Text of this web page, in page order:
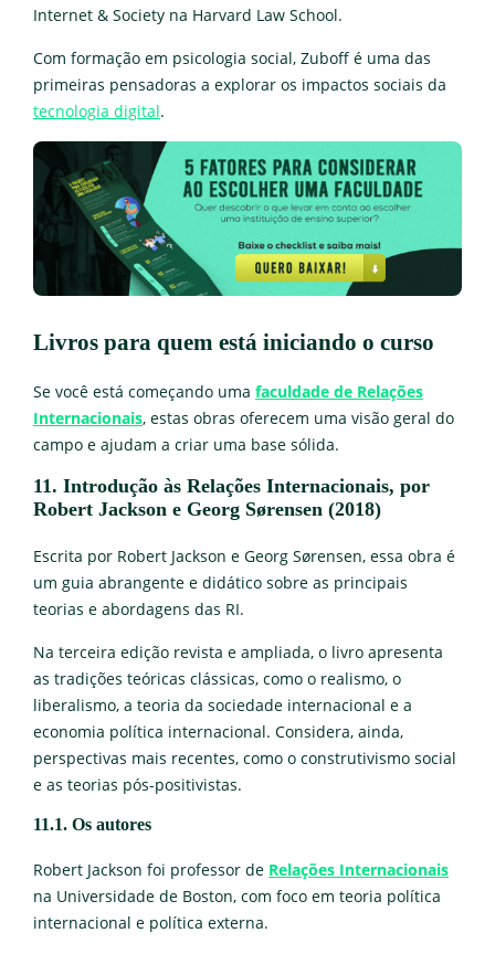
Internet & Society na Harvard Law School.
Com formação em psicologia social, Zuboff é uma das
primeiras pensadoras a explorar os impactos sociais da
tecnologia digital.
Livros para quem está iniciando o curso
Se você está começando uma faculdade de Relações
Internacionais, estas obras oferecem uma visão geral do
campo e ajudam a criar uma base sólida.
11. Introdução às Relações Internacionais, por
Robert Jackson e Georg Sørensen (2018)
Escrita por Robert Jackson e Georg Sørensen, essa obra é
um guia abrangente e didático sobre as principais
teorias e abordagens das RI.
Na terceira edição revista e ampliada, o livro apresenta
as tradições teóricas clássicas, como o realismo, o
liberalismo, a teoria da sociedade internacional e a
economia política internacional. Considera, ainda,
perspectivas mais recentes, como o construtivismo social
e as teorias pós-positivistas.
11.1. Os autores
Robert Jackson foi professor de Relações Internacionais
na Universidade de Boston, com foco em teoria política
internacional e política externa.